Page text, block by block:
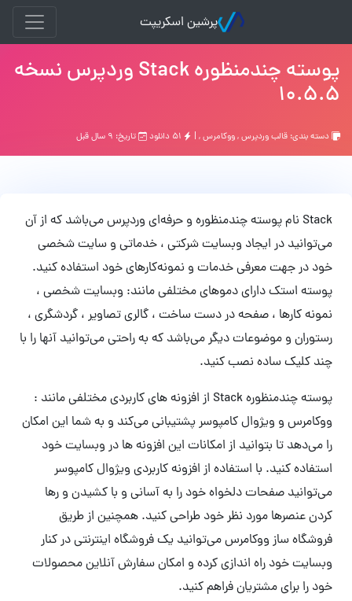
پرشین اسکریپت
پوسته چندمنظوره Stack وردپرس نسخه
10.5.5
دسته بندی: قالب وردپرس,ووکامرس, | تاریخ: ۹ سال قبل
Stack نام پوسته چندمنظوره و حرفه‌ای وردپرس می‌باشد که از آن
می‌توانید در ایجاد وبسایت شرکتی ، خدماتی و سایت شخصی
خود در جهت معرفی خدمات و نمونه‌کارهای خود استفاده کنید.
پوسته استک دارای دموهای مختلفی مانند: وبسایت شخصی ،
نمونه کارها ، صفحه در دست ساخت ، گالری تصاویر ، گردشگری ،
رستوران و موضوعات دیگر می‌باشد که به راحتی می‌توانید آنها را با
چند کلیک ساده نصب کنید.
پوسته چندمنظوره Stack از افزونه های کاربردی مختلفی مانند :
ووکامرس و ویژوال کامپوسر پشتیبانی می‌کند و به شما این امکان
را می‌دهد تا بتوانید از امکانات این افزونه ها در وبسایت خود
استفاده کنید. با استفاده از افزونه کاربردی ویژوال کامپوسر
می‌توانید صفحات دلخواه خود را به آسانی و با کشیدن و رها
کردن عنصرها مورد نظر خود طراحی کنید. همچنین از طریق
فروشگاه ساز ووکامرس می‌توانید یک فروشگاه اینترنتی در کنار
وبسایت خود راه اندازی کرده و امکان سفارش آنلاین محصولات
خود را برای مشتریان فراهم کنید.